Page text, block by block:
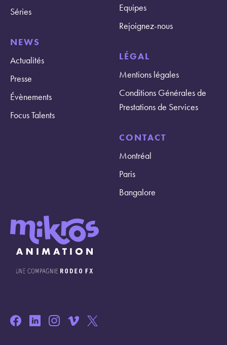
Séries
NEWS
Actualités
Presse
Évènements
Focus Talents
Equipes
Rejoignez-nous
LÉGAL
Mentions légales
Conditions Générales de
Prestations de Services
CONTACT
Montréal
Paris
Bangalore